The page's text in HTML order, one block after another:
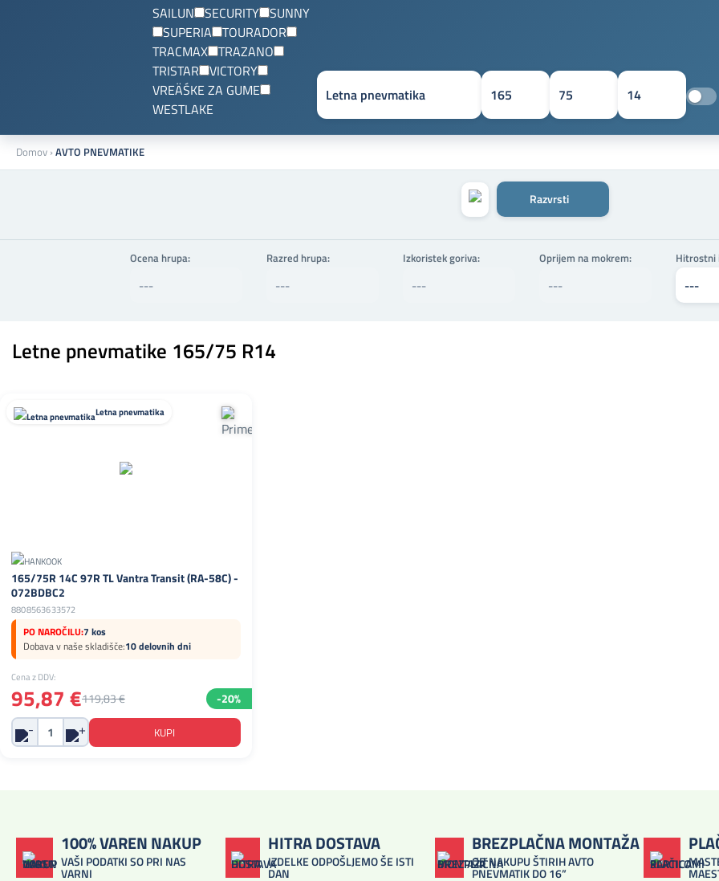
SAILUN SECURITY SUNNY
SUPERIA TOURADOR
TRACMAX TRAZANO
TRISTAR VICTORY
VREÄŚKE ZA GUME
WESTLAKE
Domov ›AVTO PNEVMATIKE
Razvrsti
Ocena hrupa: Razred hrupa: Izkoristek goriva: Oprijem na mokrem: Hitrostni
Letne pnevmatike 165/75 R14
Letna pnevmatika
165/75R 14C 97R TL Vantra Transit (RA-58C) -
072BDBC2
8808563633572
PO NAROČILU:7 kos
Dobava v naše skladišče:10 delovnih dni
Cena z DDV:
95,87 €119,83 € -20%
100% VAREN NAKUP
VAŠI PODATKI SO PRI NAS
VARNI
HITRA DOSTAVA
IZDELKE ODPOŠLJEMO ŠE ISTI
DAN
BREZPLAČNA MONTAŽA
OB NAKUPU ŠTIRIH AVTO
PNEVMATIK DO 16”